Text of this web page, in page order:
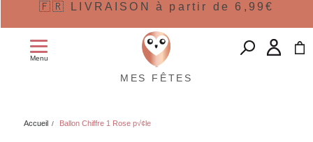
🇫🇷 LIVRAISON à partir de 6,99€
Menu
MES FÊTES
Accueil Ballon Chiffre 1 Rose p√¢le